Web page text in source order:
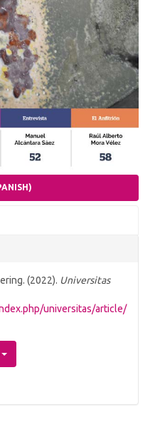
(2022). Universitas
universitas/article/